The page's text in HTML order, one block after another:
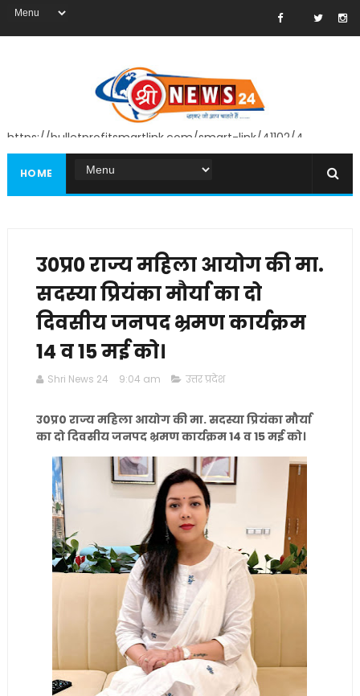
https://bulletprofitsmartlink.com/smart-link/41102/4
HOME
उ0प्र0 राज्य महिला आयोग की मा.
सदस्या प्रियंका मौर्या का दो
दिवसीय जनपद भ्रमण कार्यक्रम
14 व 15 मई को।
Shri News 24 9:04 am उत्तर प्रदेश
उ0प्र0 राज्य महिला आयोग की मा. सदस्या प्रियंका मौर्या
का दो दिवसीय जनपद भ्रमण कार्यक्रम 14 व 15 मई को।